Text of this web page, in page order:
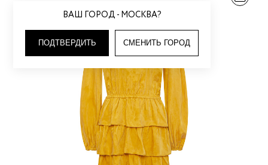
ВАШ ГОРОД - МОСКВА?
ПОДТВЕРДИТЬ СМЕНИТЬ ГОРОД